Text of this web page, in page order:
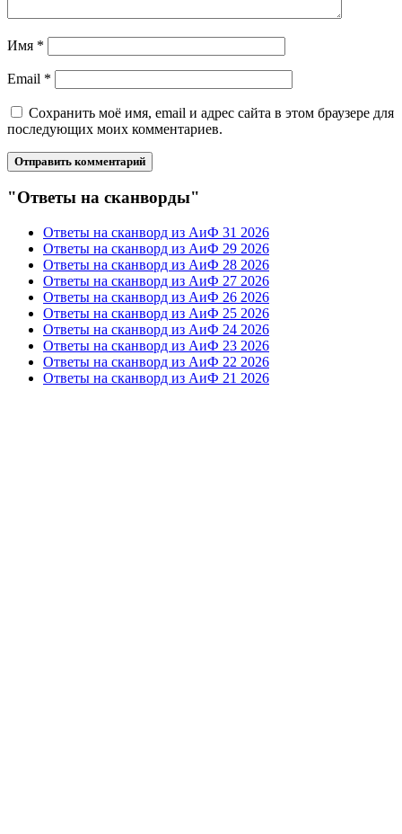
Имя *
Email *
Сохранить моё имя, email и адрес сайта в этом браузере для
последующих моих комментариев.
"Ответы на сканворды"
Ответы на сканворд из АиФ 31 2026
Ответы на сканворд из АиФ 29 2026
Ответы на сканворд из АиФ 28 2026
Ответы на сканворд из АиФ 27 2026
Ответы на сканворд из АиФ 26 2026
Ответы на сканворд из АиФ 25 2026
Ответы на сканворд из АиФ 24 2026
Ответы на сканворд из АиФ 23 2026
Ответы на сканворд из АиФ 22 2026
Ответы на сканворд из АиФ 21 2026